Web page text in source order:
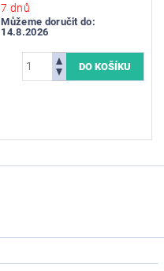
7 dnů
Můžeme doručit do:
14.8.2026